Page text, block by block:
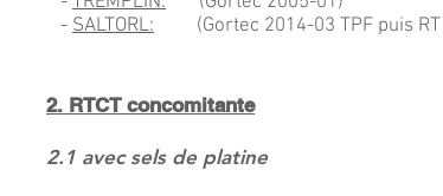
- SALTORL: (Gortec 2014-03 TPF puis RT
2. RTCT concomitante
2.1 avec sels de platine